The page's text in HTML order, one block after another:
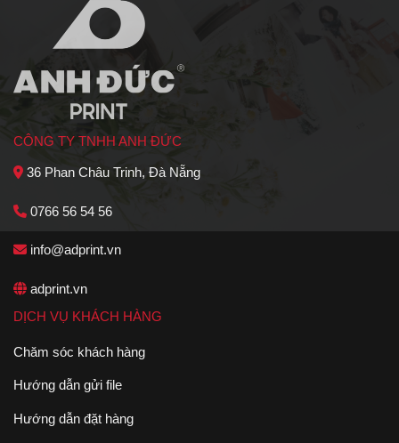
CÔNG TY TNHH ANH ĐỨC
36 Phan Châu Trinh, Đà Nẵng
0766 56 54 56
info@adprint.vn
adprint.vn
DỊCH VỤ KHÁCH HÀNG
Chăm sóc khách hàng
Hướng dẫn gửi file
Hướng dẫn đặt hàng